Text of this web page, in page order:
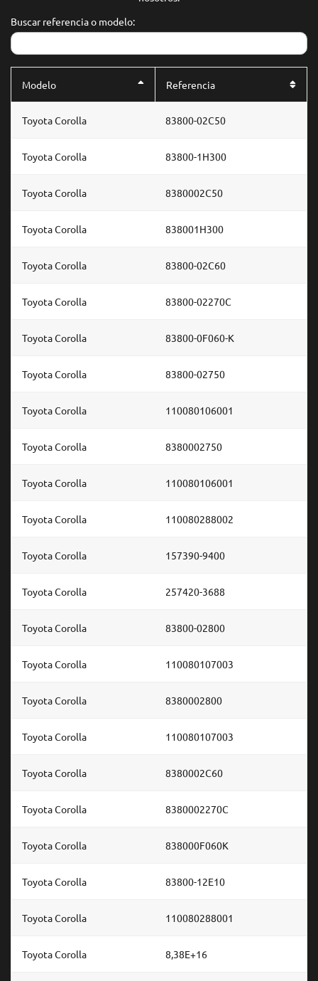
Buscar referencia o modelo:
Modelo Referencia
Toyota Corolla 83800-02C50
Toyota Corolla 83800-1H300
Toyota Corolla 8380002C50
Toyota Corolla 838001H300
Toyota Corolla 83800-02C60
Toyota Corolla 83800-02270C
Toyota Corolla 83800-0F060-K
Toyota Corolla 83800-02750
Toyota Corolla 110080106001
Toyota Corolla 8380002750
Toyota Corolla 110080106001
Toyota Corolla 110080288002
Toyota Corolla 157390-9400
Toyota Corolla 257420-3688
Toyota Corolla 83800-02800
Toyota Corolla 110080107003
Toyota Corolla 8380002800
Toyota Corolla 110080107003
Toyota Corolla 8380002C60
Toyota Corolla 8380002270C
Toyota Corolla 838000F060K
Toyota Corolla 83800-12E10
Toyota Corolla 110080288001
Toyota Corolla 8,38E+16